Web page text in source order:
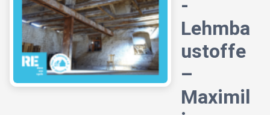
-
Lehmba
ustoffe
–
Maximil